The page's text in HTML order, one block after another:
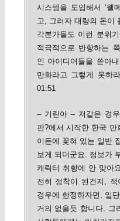
시스템을 도입해서 ‘웰
고, 그러자 대량의 돈이
각본가들도 이런 분위
적극적으로 반항하는
인 아이디어들을 쏟아
만화라고 그렇게 못하
01:51
– 기린아 – 저같은 경
판?에서 시작한 한국 만
이든에 꽃혀 있는 일반
보게 되더군요. 정보가
캐릭터 취향에 안 맞아
전히 정착이 된건지, 적
경우에 한정하자면, 일
거의 없을듯 합니다. 그